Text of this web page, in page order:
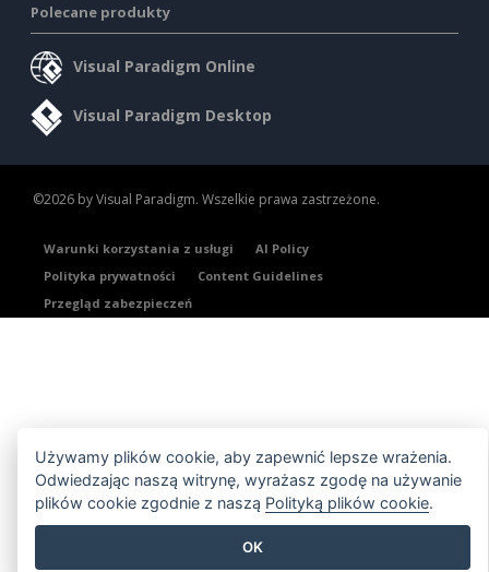
Polecane produkty
Visual Paradigm Online
Visual Paradigm Desktop
©2026 by Visual Paradigm. Wszelkie prawa zastrzeżone.
Warunki korzystania z usługi
AI Policy
Polityka prywatności
Content Guidelines
Przegląd zabezpieczeń
Używamy plików cookie, aby zapewnić lepsze wrażenia.
Odwiedzając naszą witrynę, wyrażasz zgodę na używanie
plików cookie zgodnie z naszą Polityką plików cookie.
OK